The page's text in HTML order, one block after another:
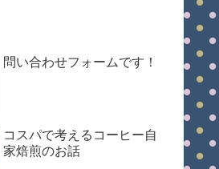
問い合わせフォームです！
コスパで考えるコーヒー自
家焙煎のお話